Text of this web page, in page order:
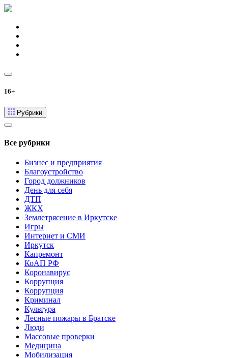
16+
Рубрики
Все рубрики
Бизнес и предприятия
Благоустройство
Город должников
День для себя
ДТП
ЖКХ
Землетрясение в Иркутске
Игры
Интернет и СМИ
Иркутск
Капремонт
КоАП РФ
Коронавирус
Коррупция
Коррупция
Криминал
Культура
Лесные пожары в Братске
Люди
Массовые проверки
Медицина
Мобилизация